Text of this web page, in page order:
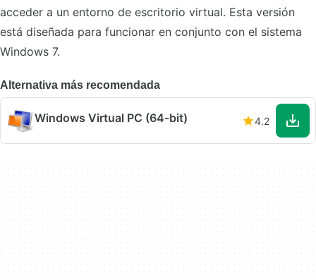
acceder a un entorno de escritorio virtual. Esta versión
está diseñada para funcionar en conjunto con el sistema
Windows 7.
Alternativa más recomendada
Windows Virtual PC (64-bit) 4.2